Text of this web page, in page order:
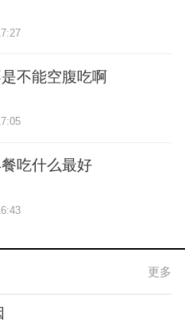
不能空腹吃啊
吃什么最好
更多